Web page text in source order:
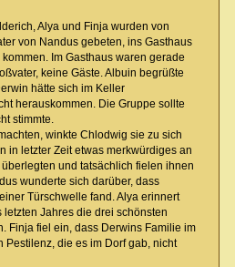
Alya und Finja wurden von
von Nandus gebeten, ins Gasthaus
Im Gasthaus waren gerade
keine Gäste. Albuin begrüßte
hätte sich im Keller
herauskommen. Die Gruppe sollte
stimmte.
winkte Chlodwig sie zu sich
in letzter Zeit etwas merkwürdiges an
und tatsächlich fielen ihnen
wunderte sich darüber, dass
Türschwelle fand. Alya erinnert
Jahres die drei schönsten
Finja fiel ein, dass Derwins Familie im
Pestilenz, die es im Dorf gab, nicht